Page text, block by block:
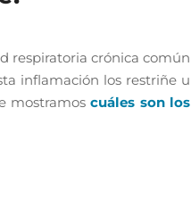
respiratoria crónica común
inflamación los restriñe u
mostramoscuáles son los